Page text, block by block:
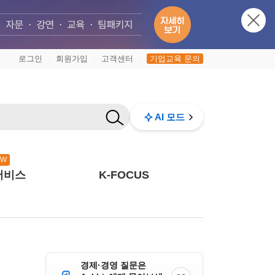
로그인 회원가입 고객센터 기업교육 문의
AI 모드
비스 K-FOCUS
경제·경영 질문은